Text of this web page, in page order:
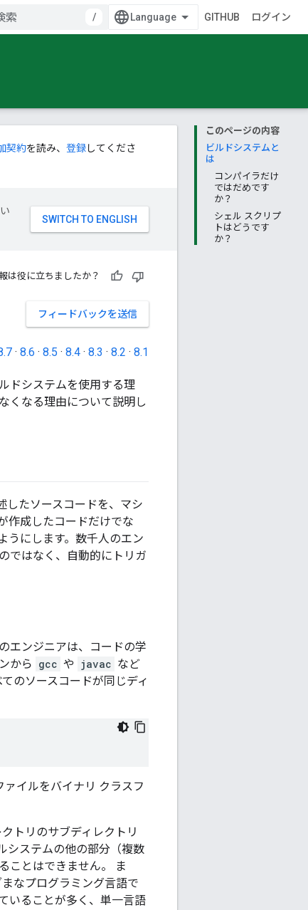
/ GITHUB ログイン
このページの内容
ビルドシステムと
は
コンパイラだけ
ではだめです
か？
シェル スクリプ
トはどうです
か？
契約を読み、 登録してくださ
は役に立ちましたか？
フィードバックを送信
· 8.6 · 8.5 · 8.4 · 8.3 · 8.2 · 8.1
ドシステムを使用する理
くなる理由について説明し
したソースコードを、マシ
作成したコードだけでな
うにします。数千人のエン
ではなく、自動的にトリガ
エンジニアは、コードの学
から gcc や javac など
のソースコードが同じディ
ァイルをバイナリ クラスフ
トリのサブディレクトリ
システムの他の部分（複数
ことはできません。
ま
なプログラミング言語で
いることが多く、単一言語